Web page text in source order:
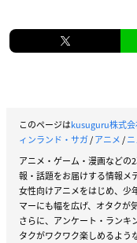
このページはkusuguru株式
ィンランド・サガ/アニメ/
アニメ・ゲーム・漫画などの
報・話題をお届けする情報メ
女性向けアニメをはじめ、少
マーにも幅を広げ、オタクが
さらに、アンケート・ランキ
タクがワクワク楽しめるよう